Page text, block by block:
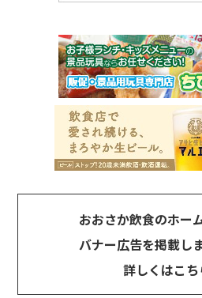
おおさか飲食のホー
バナー広告を掲載し
詳しくはこち